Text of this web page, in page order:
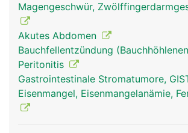
Magengeschwür,
Akutes Abdomen
Bauchfellentzündung
Peritonitis
Gastrointestinale Stromatumore,
Eisenmangel, Eisenmangelanämie,